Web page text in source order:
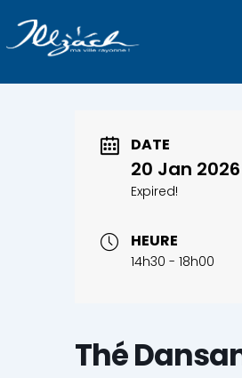
principal
contenu
DATE
20 Jan 2026
Expired!
HEURE
14h30 - 18h00
Thé